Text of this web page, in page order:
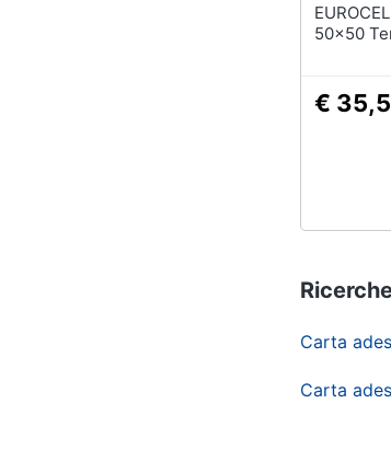
EUROCEL - Adesivo
50x50
€
Carta
Carta